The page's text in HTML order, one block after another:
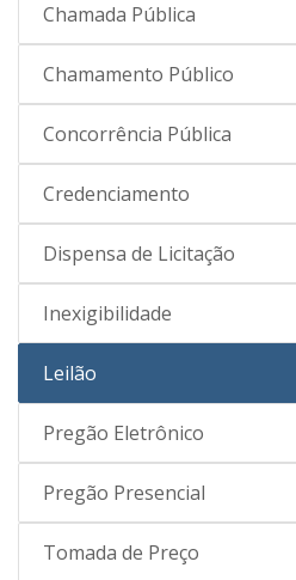
Chamada Pública
Chamamento Público
Concorrência Pública
Credenciamento
Dispensa de Licitação
Inexigibilidade
Leilão
Pregão Eletrônico
Pregão Presencial
Tomada de Preço